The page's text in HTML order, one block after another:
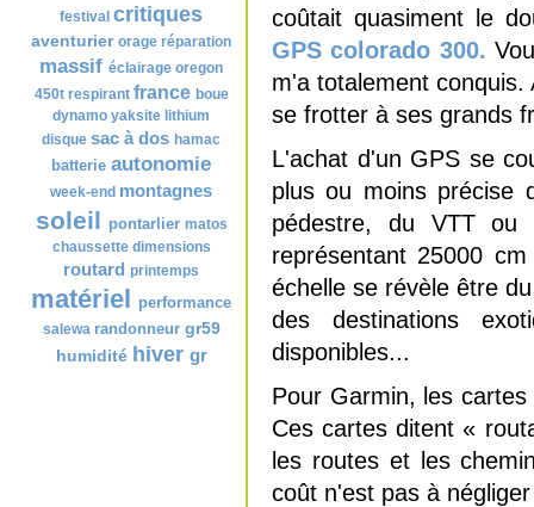
festival critiques
aventurier orage réparation
massif éclairage oregon
450t respirant france boue
dynamo yaksite lithium
disque sac à dos hamac
batterie autonomie
week-end montagnes
soleil pontarlier matos
chaussette dimensions
routard printemps
matériel performance
salewa randonneur gr59
humidité hiver gr
coûtait quasiment le
GPS colorado 300.
m'a totalement
se frotter à ses grands
L'achat d'un GPS se
plus ou moins précise
pédestre, du VTT
représentant 25000
échelle se révèle être
des destinations
disponibles...
Pour Garmin, les
Ces cartes ditent «
les routes et les
coût n'est pas à